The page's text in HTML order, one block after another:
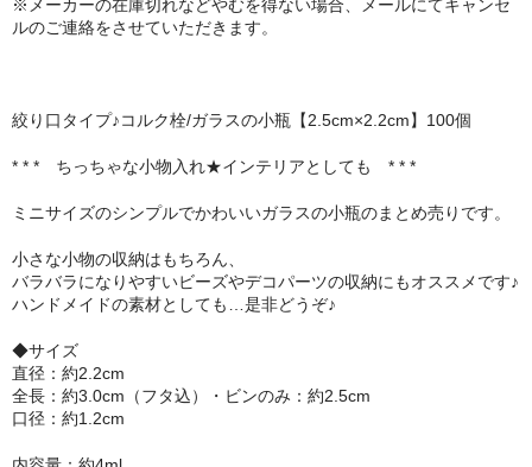
デザイン小瓶
セット
パーツ
アウトレット
お問い合わせ
※メーカーの在庫切れなどやむを得ない場合、メールにてキャンセ
ルのご連絡をさせていただきます。
絞り口タイプ♪コルク栓/ガラスの小瓶【2.5cm×2.2cm】100個
* * * ちっちゃな小物入れ★インテリアとしても * * *
ミニサイズのシンプルでかわいいガラスの小瓶のまとめ売りです。
小さな小物の収納はもちろん、
バラバラになりやすいビーズやデコパーツの収納にもオススメです♪
ハンドメイドの素材としても…是非どうぞ♪
◆サイズ
直径：約2.2cm
全長：約3.0cm（フタ込）・ビンのみ：約2.5cm
口径：約1.2cm